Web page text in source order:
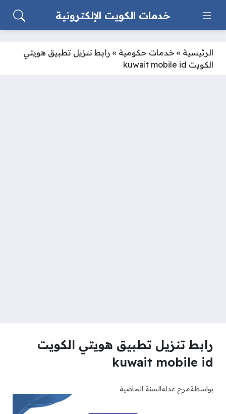
خدمات الكويت الإلكترونية
الرئيسية » خدمات حكومية » رابط تنزيل تطبيق هويتي
الكويت kuwait mobile id
رابط تنزيل تطبيق هويتي الكويت
kuwait mobile id
بواسطةمرح عدلهالسنة الماضية